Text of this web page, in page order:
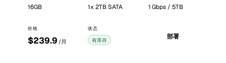
16GB 1x 2TB SATA 1 Gbps / 5TB
价格
$239.9 /月
状态
有库存 部署